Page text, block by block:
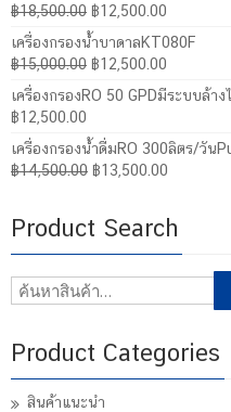
฿18,500.00 Original
price
was:
฿18,500.00.
฿12,500.00
is:
เครื่องกรองน้ำบาดาลKT080F
฿15,000.00 Original
was:
฿12,500.00
is:
เครื่องกรองRO 50 GPDมีระบบล้าง
฿12,500.00
เครื่องกรองน้ำดื่มRO 300ลิตร/วัน
฿14,500.00 Original
฿14,500.00.
฿13,500.00
฿
Product Search
ค้นหา:
Product Categories
สินค้าแนะนำ